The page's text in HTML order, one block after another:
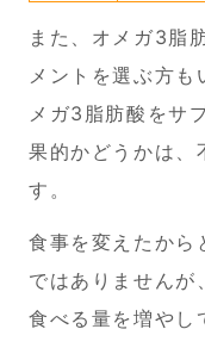
また、オメガ3脂
メントを選ぶ方
メガ3脂肪酸をサ
果的かどうかは、
す。
食事を変えたから
ではありませんが
食べる量を増やし